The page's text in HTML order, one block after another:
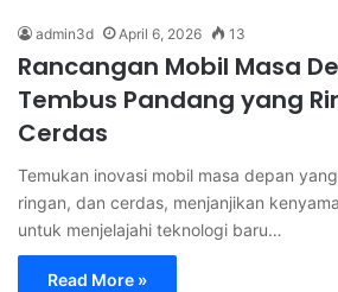
admin3d April 6, 2026 13
Rancangan Mobil Masa
Tembus Pandang yang
Cerdas
Temukan inovasi mobil masa depan
ringan, dan cerdas, menjanjikan
untuk menjelajahi teknologi baru…
Read More »